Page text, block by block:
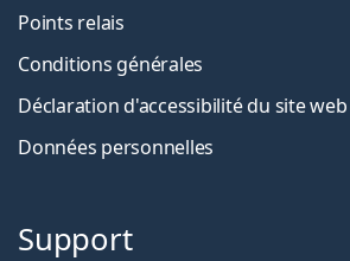
Points relais
Conditions générales
Déclaration d'accessibilité du site web
Données personnelles
Support